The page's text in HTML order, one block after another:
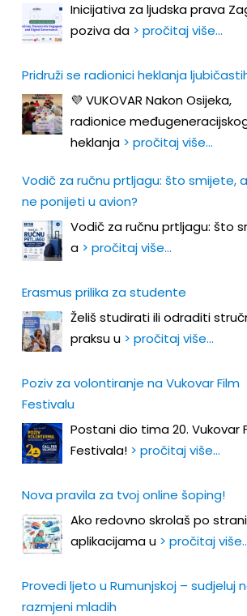
Inicijativa za ljudska prava
poziva da > pročitaj više…
Pridruži se radionici heklanja
💜 VUKOVAR Nakon Osijeka,
radionice
heklanja > pročitaj više…
Vodič za ručnu prtljagu: što smijete,
ne ponijeti u avion?
Vodič za ručnu prtljagu: što
a > pročitaj više…
Erasmus prilika za studente
Želiš studirati ili odraditi
praksu u > pročitaj više…
Poziv za volontiranje na Vukovar Film
Festivalu
Postani dio tima 20. Vukovar
Festivala! > pročitaj više…
Nova pravila za tvoj online šoping!
Ako redovno skrolaš po
aplikacijama u > pročitaj
Provedi ljeto u Rumunjskoj – sudjeluj
razmjeni mladih